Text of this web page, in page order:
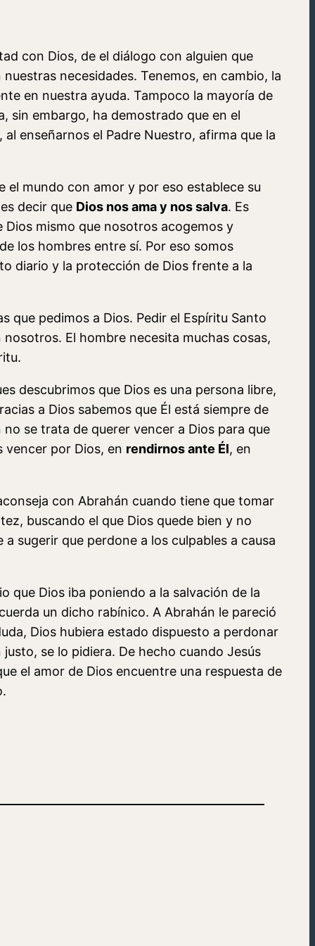
con Dios, de el diálogo con alguien que
necesidades. Tenemos, en cambio, la
en nuestra ayuda. Tampoco la mayoría de
sin embargo, ha demostrado que en el
al enseñarnos el Padre Nuestro, afirma que la
el mundo con amor y por eso establece su
decir que Dios nos ama y nos salva. Es
mismo que nosotros acogemos y
los hombres entre sí. Por eso somos
diario y la protección de Dios frente a la
que pedimos a Dios. Pedir el Espíritu Santo
El hombre necesita muchas cosas,
descubrimos que Dios es una persona libre,
a Dios sabemos que Él está siempre de
se trata de querer vencer a Dios para que
vencer por Dios, en rendirnos ante Él, en
con Abrahán cuando tiene que tomar
buscando el que Dios quede bien y no
sugerir que perdone a los culpables a causa
que Dios iba poniendo a la salvación de la
un dicho rabínico. A Abrahán le pareció
Dios hubiera estado dispuesto a perdonar
se lo pidiera. De hecho cuando Jesús
el amor de Dios encuentre una respuesta de